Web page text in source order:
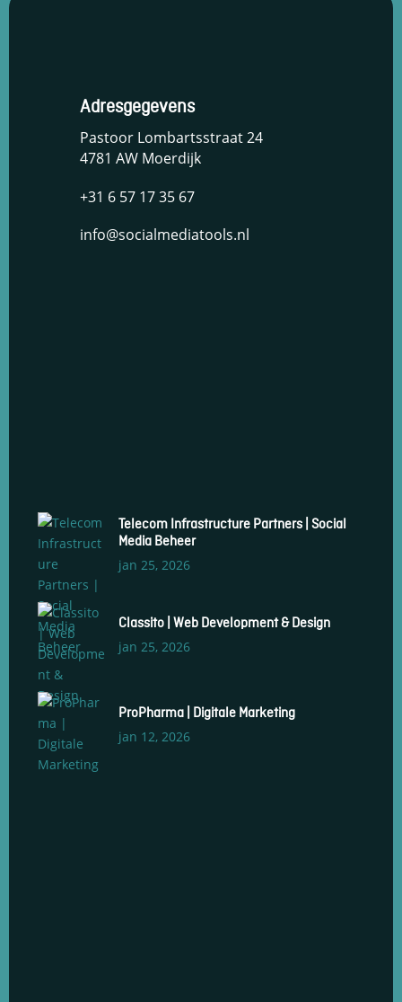
Adresgegevens
Pastoor Lombartsstraat 24
4781 AW Moerdijk
+31 6 57 17 35 67
info@socialmediatools.nl
Telecom Infrastructure Partners | Social
Media Beheer
jan 25, 2026
Classito | Web Development & Design
jan 25, 2026
ProPharma | Digitale Marketing
jan 12, 2026